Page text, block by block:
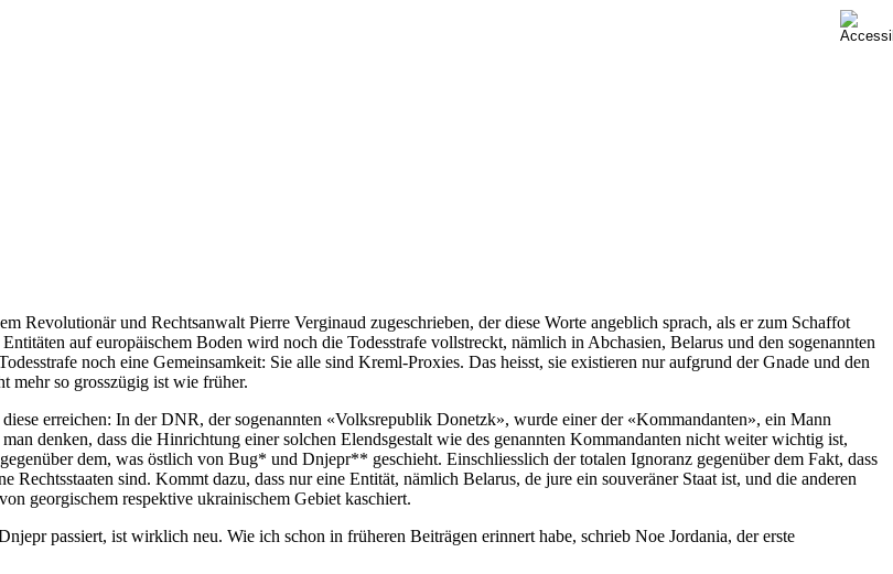
Revolutionär und Rechtsanwalt Pierre Verginaud zugeschrieben, der diese Worte angeblich sprach, als er zum Schaffot
auf europäischem Boden wird noch die Todesstrafe vollstreckt, nämlich in Abchasien, Belarus und den sogenannten
noch eine Gemeinsamkeit: Sie alle sind Kreml-Proxies. Das heisst, sie existieren nur aufgrund der Gnade und den
mehr so grosszügig ist wie früher.
erreichen: In der DNR, der sogenannten «Volksrepublik Donetzk», wurde einer der «Kommandanten», ein Mann
denken, dass die Hinrichtung einer solchen Elendsgestalt wie des genannten Kommandanten nicht weiter wichtig ist,
dem, was östlich von Bug* und Dnjepr** geschieht. Einschliesslich der totalen Ignoranz gegenüber dem Fakt, dass
sind. Kommt dazu, dass nur eine Entität, nämlich Belarus, de jure ein souveräner Staat ist, und die anderen
georgischem respektive ukrainischem Gebiet kaschiert.
passiert, ist wirklich neu. Wie ich schon in früheren Beiträgen erinnert habe, schrieb Noe Jordania, der erste